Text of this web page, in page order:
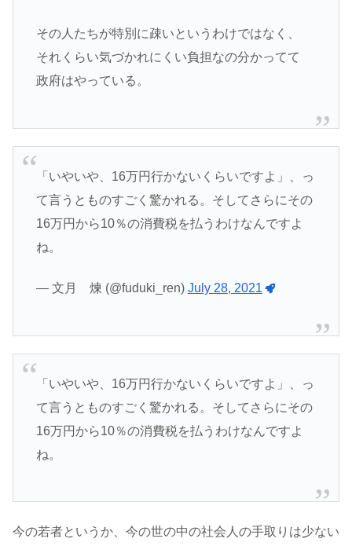
その人たちが特別に疎いというわけではなく、
それくらい気づかれにくい負担なの分かってて
政府はやっている。
「いやいや、16万円行かないくらいですよ」、っ
て言うとものすごく驚かれる。そしてさらにその
16万円から10％の消費税を払うわけなんですよ
ね。
— 文月 煉 (@fuduki_ren) July 28, 2021
「いやいや、16万円行かないくらいですよ」、っ
て言うとものすごく驚かれる。そしてさらにその
16万円から10％の消費税を払うわけなんですよ
ね。
今の若者というか、今の世の中の社会人の手取りは少ない